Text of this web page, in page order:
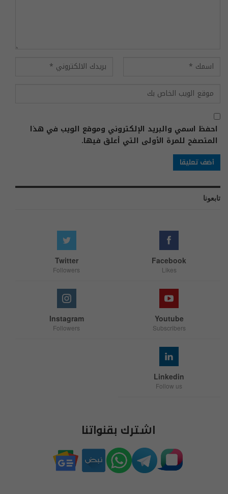
احفظ اسمي والبريد الإلكتروني وموقع الويب في هذا
المتصفح للمرة الأولى التي أعلق فيها.
تابعونا
Facebook
Likes
Twitter
Followers
Youtube
Subscribers
Instagram
Followers
Linkedin
Follow us
اشترك بقنواتنا